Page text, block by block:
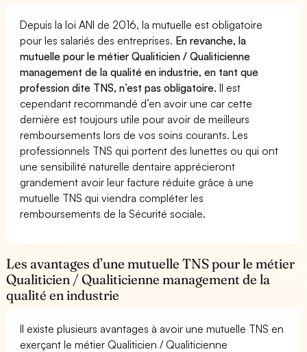
Depuis la loi ANI de 2016, la mutuelle est obligatoire
pour les salariés des entreprises. En revanche, la
mutuelle pour le métier Qualiticien / Qualiticienne
management de la qualité en industrie, en tant que
profession dite TNS, n’est pas obligatoire.Il est
cependant recommandé d’en avoir une car cette
dernière est toujours utile pour avoir de meilleurs
remboursements lors de vos soins courants. Les
professionnels TNS qui portent des lunettes ou qui ont
une sensibilité naturelle dentaire apprécieront
grandement avoir leur facture réduite grâce à une
mutuelle TNS qui viendra compléter les
remboursements de la Sécurité sociale.
Les avantages d’une mutuelle TNS pour le métier
Qualiticien / Qualiticienne management de la
qualité en industrie
Il existe plusieurs avantages à avoir une mutuelle TNS en
exerçant le métier Qualiticien / Qualiticienne